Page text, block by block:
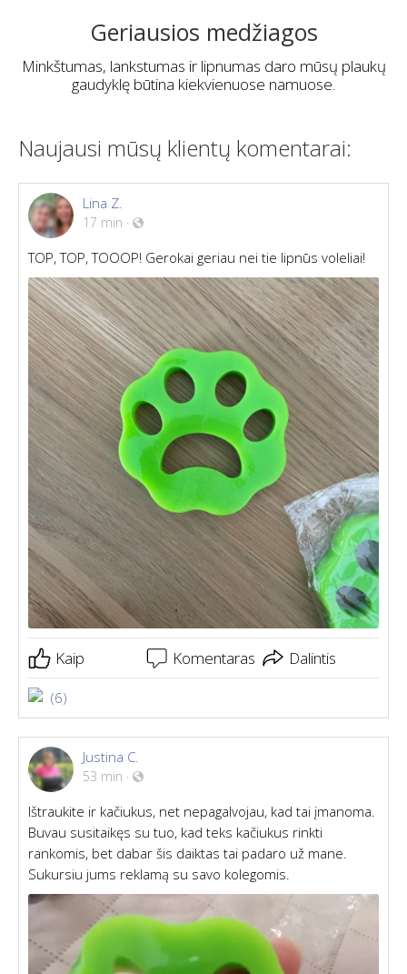
Geriausios medžiagos
Minkštumas, lankstumas ir lipnumas daro mūsų plaukų
gaudyklę būtina kiekvienuose namuose.
Naujausi mūsų klientų komentarai:
Lina Z.
17 min ·
TOP, TOP, TOOOP! Gerokai geriau nei tie lipnūs voleliai!
Kaip Komentaras Dalintis
(6)
Justina C.
53 min ·
Ištraukite ir kačiukus, net nepagalvojau, kad tai įmanoma.
Buvau susitaikęs su tuo, kad teks kačiukus rinkti
rankomis, bet dabar šis daiktas tai padaro už mane.
Sukursiu jums reklamą su savo kolegomis.